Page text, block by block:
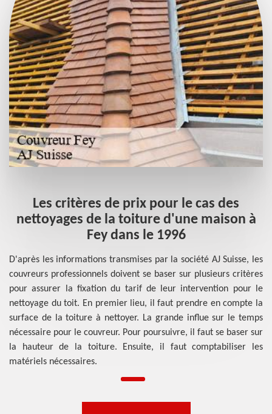
Les critères de prix pour le cas des
nettoyages de la toiture d'une maison à
Fey dans le 1996
D'après les informations transmises par la société AJ Suisse, les
couvreurs professionnels doivent se baser sur plusieurs critères
pour assurer la fixation du tarif de leur intervention pour le
nettoyage du toit. En premier lieu, il faut prendre en compte la
surface de la toiture à nettoyer. La grande influe sur le temps
nécessaire pour le couvreur. Pour poursuivre, il faut se baser sur
la hauteur de la toiture. Ensuite, il faut comptabiliser les
matériels nécessaires.